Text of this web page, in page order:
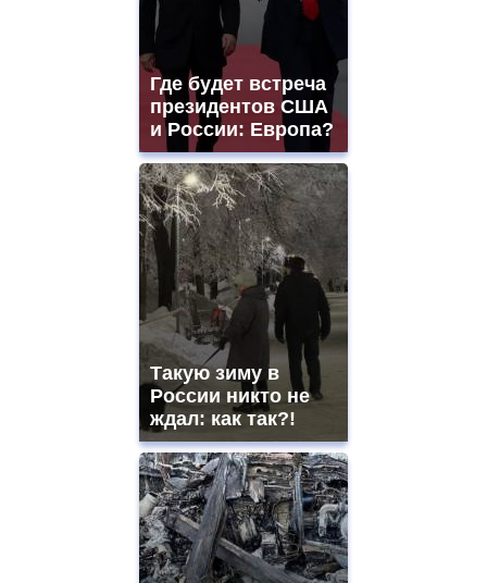
Где будет встреча
президентов США
и России: Европа?
Такую зиму в
России никто не
ждал: как так?!